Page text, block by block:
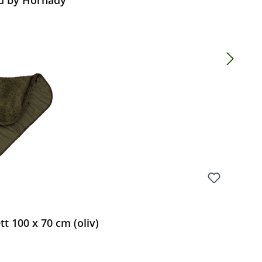
100 x 70 cm (oliv)